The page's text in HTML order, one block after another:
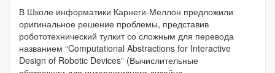
В Школе информатики Карнеги-Меллон предложили
оригинальное решение проблемы, представив
робототехнический тулкит со сложным для перевода
названием “Computational Abstractions for Interactive
Design of Robotic Devices” (Вычислительные